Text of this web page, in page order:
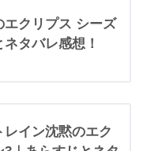
エクリプス シーズ
タバレ感想！
イン沈黙のエク